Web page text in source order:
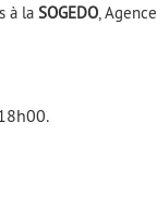
à la SOGEDO , Agence